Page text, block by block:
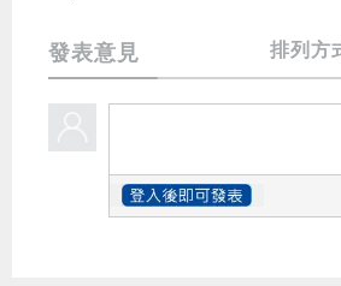
發表意見 排列方